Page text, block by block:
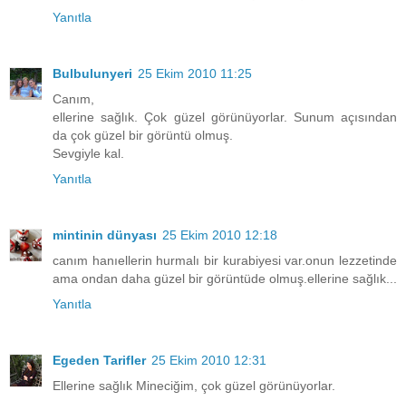
Yanıtla
Bulbulunyeri 25 Ekim 2010 11:25
Canım,
ellerine sağlık. Çok güzel görünüyorlar. Sunum açısından
da çok güzel bir görüntü olmuş.
Sevgiyle kal.
Yanıtla
mintinin dünyası 25 Ekim 2010 12:18
canım hanıellerin hurmalı bir kurabiyesi var.onun lezzetinde
ama ondan daha güzel bir görüntüde olmuş.ellerine sağlık...
Yanıtla
Egeden Tarifler 25 Ekim 2010 12:31
Ellerine sağlık Mineciğim, çok güzel görünüyorlar.